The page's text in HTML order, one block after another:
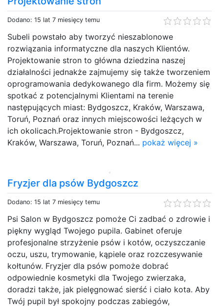
Dodano: 15 lat 7 miesięcy temu
Subeli powstało aby tworzyć nieszablonowe
rozwiązania informatyczne dla naszych Klientów.
Projektowanie stron to główna dziedzina naszej
działalności jednakże zajmujemy się także tworzeniem
oprogramowania dedykowanego dla firm. Możemy się
spotkać z potencjalnymi Klientami na terenie
następujących miast: Bydgoszcz, Kraków, Warszawa,
Toruń, Poznań oraz innych miejscowości leżących w
ich okolicach.Projektowanie stron - Bydgoszcz,
Kraków, Warszawa, Toruń, Poznań... pokaż więcej »
Fryzjer dla psów Bydgoszcz
Dodano: 15 lat 7 miesięcy temu
Psi Salon w Bydgoszcz pomoże Ci zadbać o zdrowie i
piękny wygląd Twojego pupila. Gabinet oferuje
profesjonalne strzyżenie psów i kotów, oczyszczanie
oczu, uszu, trymowanie, kąpiele oraz rozczesywanie
kołtunów. Fryzjer dla psów pomoże dobrać
odpowiednie kosmetyki dla Twojego zwierzaka,
doradzi także, jak pielęgnować sierść i ciało kota. Aby
Twój pupil był spokojny podczas zabiegów,